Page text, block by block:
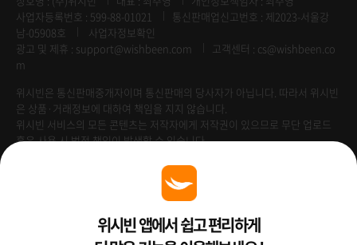
사업자등록번호 : 599-88-01021
통신판매업신고번호 : 제2023-서울강
남-05908호
사업자정보확인
광고 및 제휴 : support@wishbeen.com
고객센터 : cs@wishbeen.co
m
위시빈은 통신판매중개자이며 통신판매의 당사자가 아닙니다. 따라서 위시빈
은 상품·거래정보에 대하여 책임을 지지 않습니다.
위시빈 서비스의 모든 콘텐츠는 저작자에게 저작권이 있으므로 무단 업로드
혹은 사용 시 법적 책임이 발생할 수 있습니다.
Venture Enterprise위시빈 앱에서 쉽고 편리하게